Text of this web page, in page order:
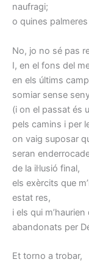
naufragi;
o quines
No, jo no sé pas
I, en el fons del
en els últims
somiar sense
(i on el passat és
pels camins i per
on vaig suposar
seran
de la il·lusió final,
els exèrcits que
estat res,
i els qui
abandonats per
Et torno a trobar,